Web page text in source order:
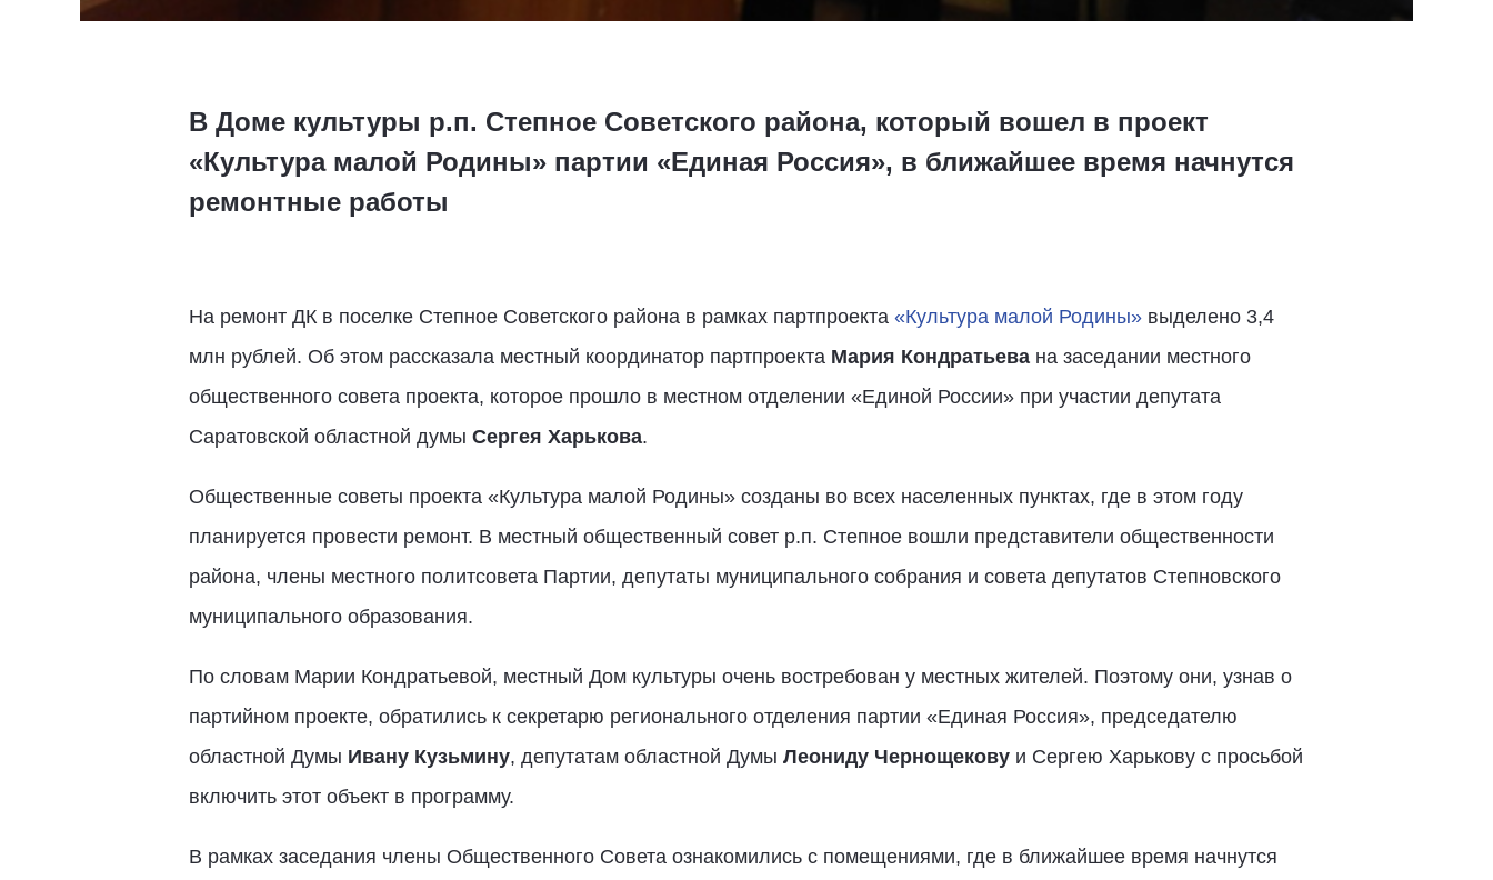
В Доме культуры р.п. Степное Советского района, который вошел в проект
«Культура малой Родины» партии «Единая Россия», в ближайшее время начнутся
ремонтные работы
На ремонт ДК в поселке Степное Советского района в рамках партпроекта «Культура малой Родины»выделено 3,4
млн рублей. Об этом рассказала местный координатор партпроекта Мария Кондратьевана заседании местного
общественного совета проекта, которое прошло в местном отделении «Единой России» при участии депутата
Саратовской областной думы Сергея Харькова.
Общественные советы проекта «Культура малой Родины» созданы во всех населенных пунктах, где в этом году
планируется провести ремонт. В местный общественный совет р.п. Степное вошли представители общественности
района, члены местного политсовета Партии, депутаты муниципального собрания и совета депутатов Степновского
муниципального образования.
По словам Марии Кондратьевой, местный Дом культуры очень востребован у местных жителей. Поэтому они, узнав о
партийном проекте, обратились к секретарю регионального отделения партии «Единая Россия», председателю
областной Думы Ивану Кузьмину, депутатам областной Думы Леониду Чернощековуи Сергею Харькову с просьбой
включить этот объект в программу.
В рамках заседания члены Общественного Совета ознакомились с помещениями, где в ближайшее время начнутся